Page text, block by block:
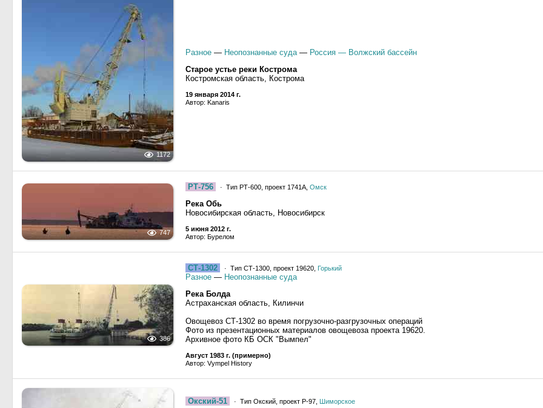
1172
Разное — Неопознанные суда— Россия — Волжский бассейн
Старое устье реки Кострома
Костромская область, Кострома
19 января 2014 г.
Автор: Kanaris
747
РТ-756 · Тип РТ-600, проект 1741А, Омск
Река Обь
Новосибирская область, Новосибирск
5 июня 2012 г.
Автор: Бурелом
386
СТ-1302 · Тип СТ-1300, проект 19620, Горький
Разное — Неопознанные суда
Река Болда
Астраханская область, Килинчи
Овощевоз СТ-1302 во время погрузочно-разгрузочных операций
Фото из презентационных материалов овощевоза проекта 19620.
Архивное фото КБ ОСК "Вымпел"
Август 1983 г. (примерно)
Автор: Vympel History
Окский-51 · Тип Окский, проект Р-97, Шиморское